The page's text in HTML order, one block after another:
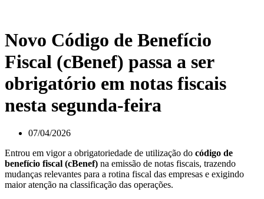
Novo Código de Benefício
Fiscal (cBenef) passa a ser
obrigatório em notas fiscais
nesta segunda-feira
07/04/2026
Entrou em vigor a obrigatoriedade de utilização do código de
benefício fiscal (cBenef) na emissão de notas fiscais, trazendo
mudanças relevantes para a rotina fiscal das empresas e exigindo
maior atenção na classificação das operações.